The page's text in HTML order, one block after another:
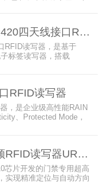
署与运维总成本。
IMPINJ(英频杰)SPEEDWAY R420四天线接口RFID读写器
RFID读写器，是基于
标签读写器，搭载
RFID读写器
，是企业级高性能RAIN
、Protected Mode，
门禁应用IMPINJ(英频杰)超高频RFID读写器UR7208
芯片开发的门禁专用超高
实现精准定位与自动方向